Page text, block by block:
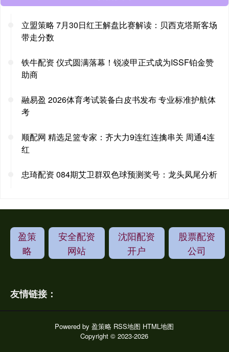
立盟策略 7月30日红王解盘比赛解读：贝西克塔斯客场
带走分数
铁牛配资 仪式圆满落幕！锐凌甲正式成为ISSF铂金赞
助商
融易盈 2026体育考试装备白皮书发布 专业标准护航体
考
顺配网 精选足篮专家：齐大力9连红连擒串关 周通4连
红
忠琦配资 084期艾卫群双色球预测奖号：龙头凤尾分析
盈策
略
安全配资
网站
沈阳配资
开户
股票配资
公司
友情链接：
Powered by盈策略 RSS地图 HTML地图
Copyright© 2023-2026